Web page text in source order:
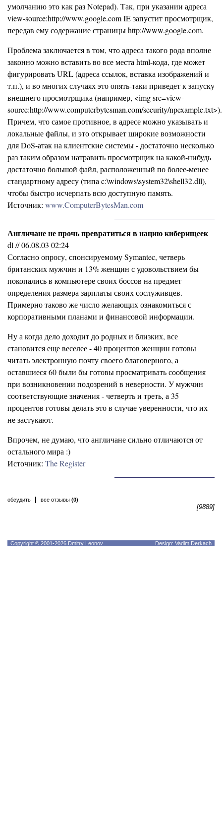
умолчанию это как раз Notepad). Так, при указании адреса
view-source:http://www.google.com IE запустит просмотрщик,
передав ему содержание страницы http://www.google.com.
Проблема заключается в том, что адреса такого рода вполне
законно можно вставить во все места html-кода, где может
фигурировать URL (адреса ссылок, вставка изображений и
т.п.), и во многих случаях это опять-таки приведет к запуску
внешнего просмотрщика (например, <img src=view-
source:http://www.computerbytesman.com/security/npexample.txt>).
Причем, что самое противное, в адресе можно указывать и
локальные файлы, и это открывает широкие возможности
для DoS-атак на клиентские системы - достаточно несколько
раз таким образом натравить просмотрщик на какой-нибудь
достаточно большой файл, расположенный по более-менее
стандартному адресу (типа c:\windows\system32\shell32.dll),
чтобы быстро исчерпать всю доступную память.
Источник: www.ComputerBytesMan.com
Англичане не прочь превратиться в нацию киберищеек
dl // 06.08.03 02:24
Согласно опросу, спонсируемому Symantec, четверь
британских мужчин и 13% женщин с удовольствием бы
покопались в компьютере своих боссов на предмет
определения размера зарплаты своих сослуживцев.
Примерно таково же число желающих ознакомиться с
корпоративными планами и финансовой информации.
Ну а когда дело доходит до родных и близких, все
становится еще веселее - 40 процентов женщин готовы
читать электронную почту своего благоверного, а
оставшиеся 60 были бы готовы просматривать сообщения
при возникновении подозрений в неверности. У мужчин
соответствующие значения - четверть и треть, а 35
процентов готовы делать это в случае уверенности, что их
не застукают.
Впрочем, не думаю, что англичане сильно отличаются от
остального мира :)
Источник: The Register
обсудить все отзывы (0)
[9889]
Copyright © 2001-2026 Dmitry Leonov Design: Vadim Derkach